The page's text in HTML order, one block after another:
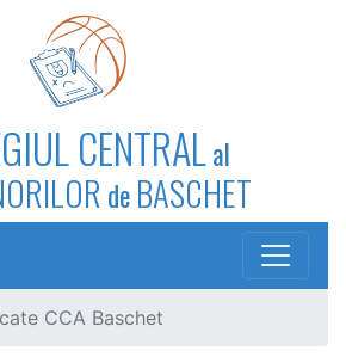
CENTRALal
de BASCHET
CCA Baschet